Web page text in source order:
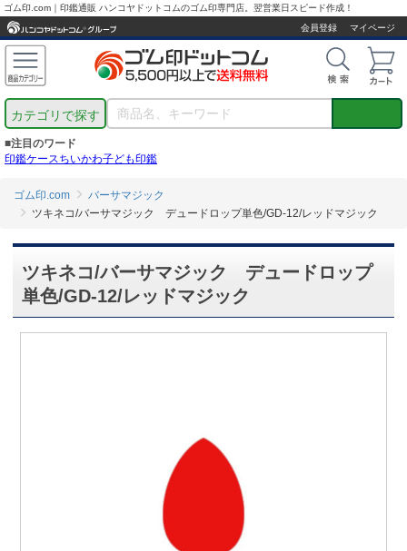
ゴム印.com｜印鑑通販 ハンコヤドットコムのゴム印専門店。翌営業日スピード作成！
会員登録
マイページ
カテゴリで探す
■注目のワード
印鑑ケースちいかわ子ども印鑑
ゴム印.com
バーサマジック
ツキネコ/バーサマジック デュードロップ単色/GD-12/レッドマジック
ツキネコ/バーサマジック デュードロップ
単色/GD-12/レッドマジック